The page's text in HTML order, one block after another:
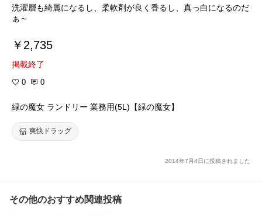
洗濯層も綺麗になるし、柔軟剤が良く香るし、真っ白になるのだ
ぁ～
￥2,735
掲載終了
0 0
緑の魔女 ランドリー 業務用(5L)【緑の魔女】
爽快ドラッグ
2014年7月4日に投稿されました
その他のおすすめ関連投稿